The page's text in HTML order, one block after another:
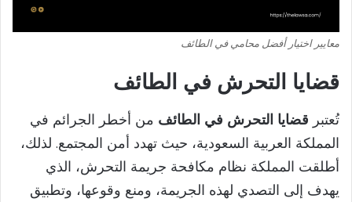
معايير اختيار أفضل محامي في الطائف
قضايا التحرش في الطائف
تُعتبر قضايا التحرش في الطائف من أخطر الجرائم في
المملكة العربية السعودية، حيث تهدد أمن المجتمع. لذلك،
أطلقت المملكة نظام مكافحة جريمة التحرش، الذي
يهدف إلى التصدي لهذه الجريمة، ومنع وقوعها، وتطبيق